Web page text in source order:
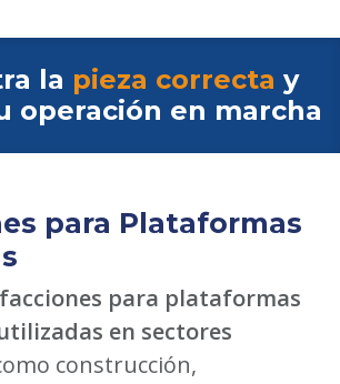
la pieza correcta y
operación en marcha
para Plataformas
para plataformas
en sectores
construcción,